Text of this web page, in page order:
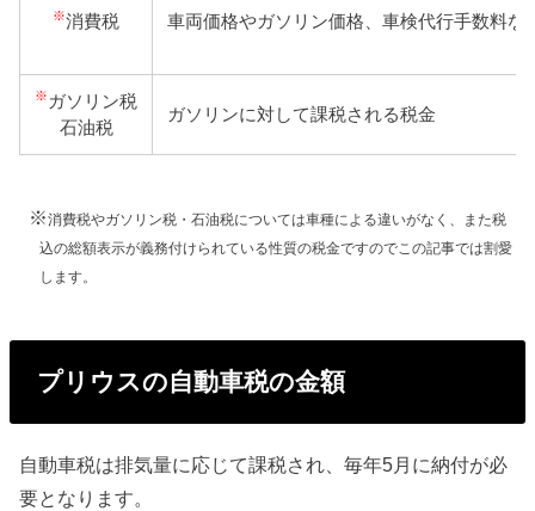
※消費税 車両価格やガソリン価格、車検代行手数料な
※ ガソリン税
石油税
ガソリンに対して課税される税金
※消費税やガソリン税・石油税については車種による違いがなく、また税
込の総額表示が義務付けられている性質の税金ですのでこの記事では割愛
します。
プリウスの自動車税の金額
自動車税は排気量に応じて課税され、毎年5月に納付が必
要となります。